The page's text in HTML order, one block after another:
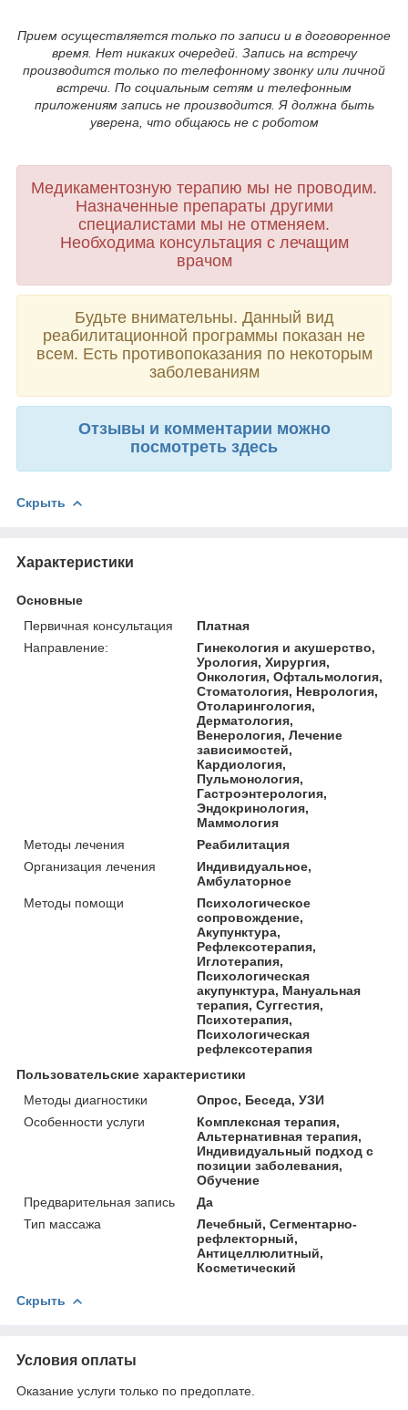
Прием осуществляется только по записи и в договоренное
время. Нет никаких очередей. Запись на встречу
производится только по телефонному звонку или личной
встречи. По социальным сетям и телефонным
приложениям запись не производится. Я должна быть
уверена, что общаюсь не с роботом
Медикаментозную терапию мы не проводим.
Назначенные препараты другими
специалистами мы не отменяем.
Необходима консультация с лечащим
врачом
Будьте внимательны. Данный вид
реабилитационной программы показан не
всем. Есть противопоказания по некоторым
заболеваниям
Отзывы и комментарии можно
посмотреть здесь
Скрыть
Характеристики
Основные
Первичная консультация
Платная
Направление:
Гинекология и акушерство,
Урология, Хирургия,
Онкология, Офтальмология,
Стоматология, Неврология,
Отоларингология,
Дерматология,
Венерология, Лечение
зависимостей,
Кардиология,
Пульмонология,
Гастроэнтерология,
Эндокринология,
Маммология
Методы лечения
Реабилитация
Организация лечения
Индивидуальное,
Амбулаторное
Методы помощи
Психологическое
сопровождение,
Акупунктура,
Рефлексотерапия,
Иглотерапия,
Психологическая
акупунктура, Мануальная
терапия, Суггестия,
Психотерапия,
Психологическая
рефлексотерапия
Пользовательские характеристики
Методы диагностики
Опрос, Беседа, УЗИ
Особенности услуги
Комплексная терапия,
Альтернативная терапия,
Индивидуальный подход с
позиции заболевания,
Обучение
Предварительная запись
Да
Тип массажа
Лечебный, Сегментарно-
рефлекторный,
Антицеллюлитный,
Косметический
Скрыть
Условия оплаты
Оказание услуги только по предоплате.